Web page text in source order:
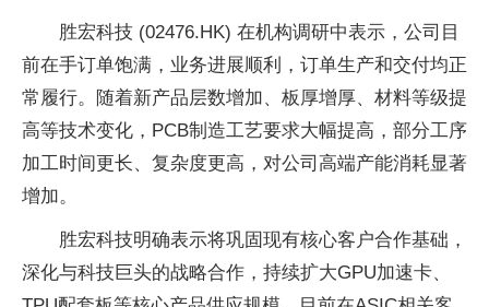
胜宏科技 (02476.HK) 在机构调研中表示，公司目
前在手订单饱满，业务进展顺利，订单生产和交付均正
常履行。随着新产品层数增加、板厚增厚、材料等级提
高等技术变化，PCB制造工艺要求大幅提高，部分工序
加工时间更长、复杂度更高，对公司高端产能消耗显著
增加。
胜宏科技明确表示将巩固现有核心客户合作基础，
深化与科技巨头的战略合作，持续扩大GPU加速卡、